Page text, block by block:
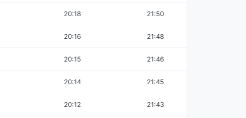
20:18 21:50
20:16 21:48
20:15 21:46
20:14 21:45
20:12 21:43